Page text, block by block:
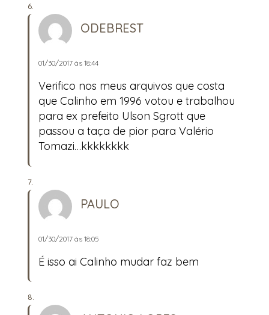
ODEBREST
01/30/2017 às 18:44
Verifico nos meus arquivos que costa
que Calinho em 1996 votou e trabalhou
para ex prefeito Ulson Sgrott que
passou a taça de pior para Valério
Tomazi…kkkkkkkk
PAULO
01/30/2017 às 18:05
É isso ai Calinho mudar faz bem